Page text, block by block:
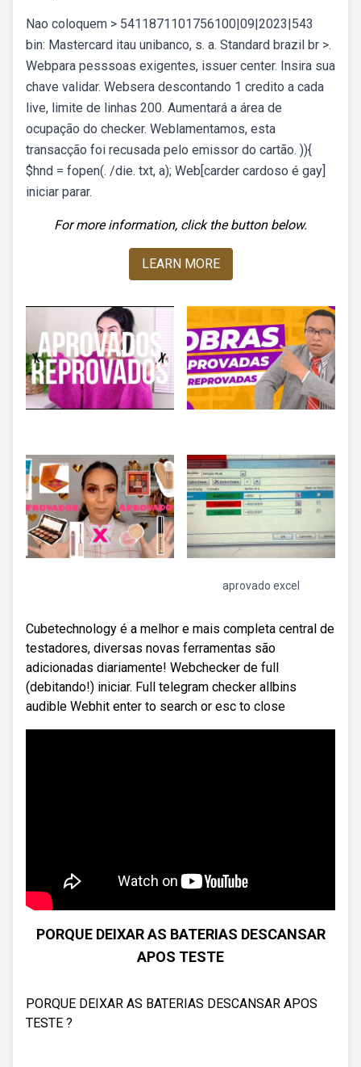
Nao coloquem > 5411871101756100|09|2023|543
bin: Mastercard itau unibanco, s. a. Standard brazil br >.
Webpara pesssoas exigentes, issuer center. Insira sua
chave validar. Websera descontando 1 credito a cada
live, limite de linhas 200. Aumentará a área de
ocupação do checker. Weblamentamos, esta
transacção foi recusada pelo emissor do cartão. )){
$hnd = fopen(. /die. txt, a); Web[carder cardoso é gay]
iniciar parar.
For more information, click the button below.
LEARN MORE
aprovado excel
Cubetechnology é a melhor e mais completa central de
testadores, diversas novas ferramentas são
adicionadas diariamente! Webchecker de full
(debitando!) iniciar. Full telegram checker allbins
audible Webhit enter to search or esc to close
PORQUE DEIXAR AS BATERIAS DESCANSAR
APOS TESTE
PORQUE DEIXAR AS BATERIAS DESCANSAR APOS
TESTE ?